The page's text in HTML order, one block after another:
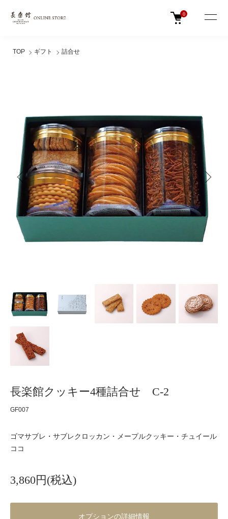
0
TOP ギフト 詰合せ
長楽館クッキー4種詰合せ C-2
GF007
ゴマサブレ・サブレクロッカン・メープルクッキー・チュイール
ココ
3,860円(税込)
オプションの詳細情報